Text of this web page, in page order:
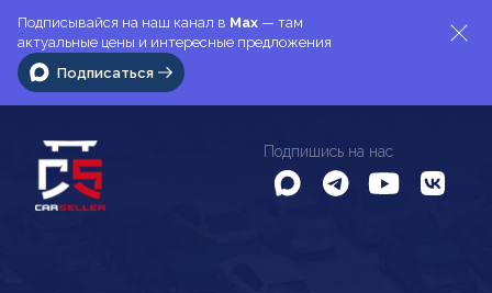
Подписывайся на наш канал в Max — там
актуальные цены и интересные предложения
Подписаться
Подпишись на нас